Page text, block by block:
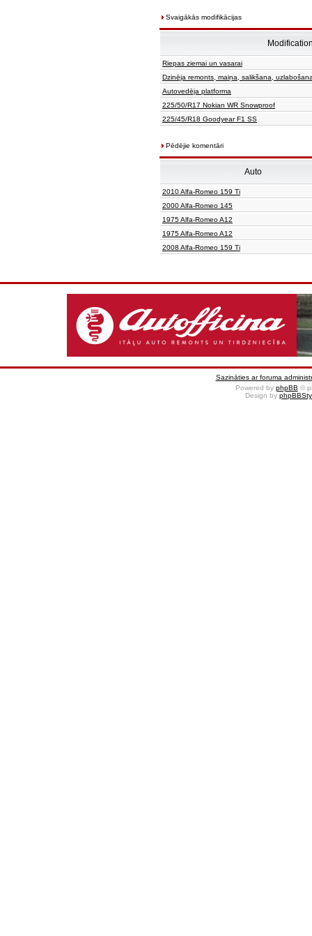
Svaigākās modifikācijas
Riepas ziemai un vasarai
Dzinēja remonts, maiņa, salikšana,
Autovedēja platforma
225/50/R17 Nokian WR Snowproof
225/45/R18 Goodyear F1 SS
Pēdējie komentāri
Auto
2010 Alfa-Romeo 159 Ti
2000 Alfa-Romeo 145
1975 Alfa-Romeo A12
1975 Alfa-Romeo A12
2008 Alfa-Romeo 159 Ti
Sazināties ar foruma
Powered by phpBB ©
Design by